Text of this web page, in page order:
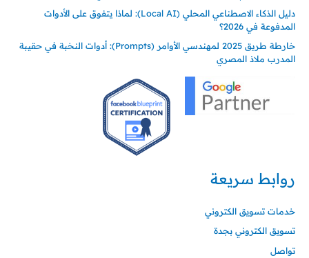
دليل الذكاء الاصطناعي المحلي (Local AI): لماذا يتفوق على الأدوات
المدفوعة في 2026؟
خارطة طريق 2025 لمهندسي الأوامر (Prompts): أدوات النخبة في حقيبة
المدرب ملاذ المصري
روابط سريعة
خدمات تسويق الكتروني
تسويق الكتروني بجدة
تواصل